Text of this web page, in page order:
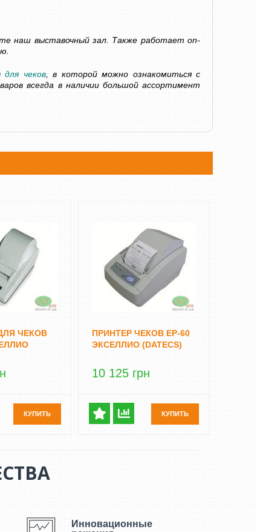
СЧЕТЧИК БАНКНОТ DOCASH 3000 SD
6 000 грн
наш выставочный зал. Также работает on-
чеков, в которой можно ознакомиться с
всегда в наличии большой ассортимент
ЧЕКОВ
КУПИТЬ
ПРИНТЕР ЧЕКОВ EP-60
ЭКСЕЛЛИО (DATECS)
10 125 грн
КУПИТЬ
Инновационные